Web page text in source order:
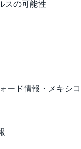
スの可能性
ード情報・メキシ